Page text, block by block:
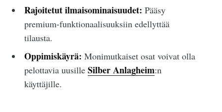
Rajoitetut ilmaisominaisuudet: Pääsy
premium-funktionaalisuuksiin edellyttää
tilausta.
Oppimiskäyrä: Monimutkaiset osat voivat olla
pelottavia uusille Silber Anlagheim:n
käyttäjille.